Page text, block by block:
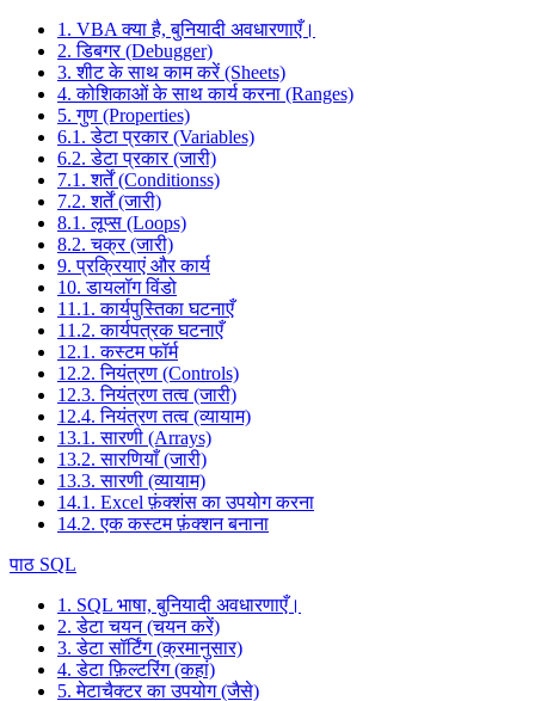
1. VBA क्या है, बुनियादी अवधारणाएँ।
2. डिबगर (Debugger)
3. शीट के साथ काम करें (Sheets)
4. कोशिकाओं के साथ कार्य करना (Ranges)
5. गुण (Properties)
6.1. डेटा प्रकार (Variables)
6.2. डेटा प्रकार (जारी)
7.1. शर्तें (Conditionss)
7.2. शर्तें (जारी)
8.1. लूप्स (Loops)
8.2. चक्र (जारी)
9. प्रक्रियाएं और कार्य
10. डायलॉग विंडो
11.1. कार्यपुस्तिका घटनाएँ
11.2. कार्यपत्रक घटनाएँ
12.1. कस्टम फॉर्म
12.2. नियंत्रण (Controls)
12.3. नियंत्रण तत्व (जारी)
12.4. नियंत्रण तत्व (व्यायाम)
13.1. सारणी (Arrays)
13.2. सारणियाँ (जारी)
13.3. सारणी (व्यायाम)
14.1. Excel फ़ंक्शंस का उपयोग करना
14.2. एक कस्टम फ़ंक्शन बनाना
पाठ SQL
1. SQL भाषा, बुनियादी अवधारणाएँ।
2. डेटा चयन (चयन करें)
3. डेटा सॉर्टिंग (क्रमानुसार)
4. डेटा फ़िल्टरिंग (कहां)
5. मेटाचैक्टर का उपयोग (जैसे)